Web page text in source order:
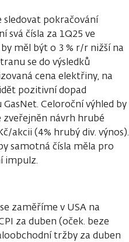
pokračování
svá čísla za 1Q25 ve
měl být o 3 % r/r nižší na
se do výsledků
cena elektřiny, na
pozitivní dopad
Celoroční výhled by
návrh hrubé
akcii (4% hrubý div. výnos).
samotná čísla měla pro
impulz.
zaměříme v USA na
za duben (oček. beze
tržby za duben